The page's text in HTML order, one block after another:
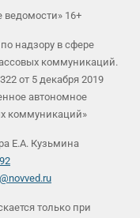
16+
надзору в сфере
коммуникаций.
от 5 декабря 2019
автономное
коммуникаций»
Е.А. Кузьмина
только при